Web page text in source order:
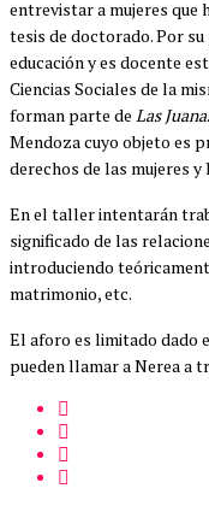
entrevistar a mujeres que
tesis de doctorado. Por
educación y es docente
Ciencias Sociales de la
forman parte de Las
Mendoza cuyo objeto es
derechos de las mujeres y
En el taller intentarán
significado de las
introduciendo
matrimonio, etc.
El aforo es limitado dado
pueden llamar a Nerea a